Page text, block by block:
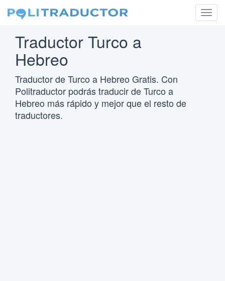
Traductor Turco a
Hebreo
Traductor de Turco a Hebreo Gratis. Con
Politraductor podrás traducir de Turco a
Hebreo más rápido y mejor que el resto de
traductores.